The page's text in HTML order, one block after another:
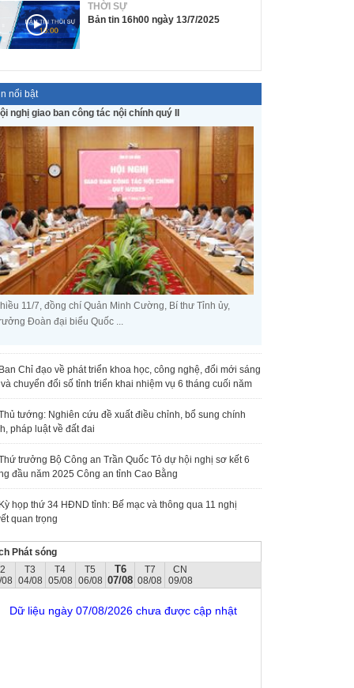
THỜI SỰ
Bản tin 16h00 ngày 13/7/2025
nổi bật
nghị giao ban công tác nội chính quý II
11/7, đồng chí Quản Minh Cường, Bí thư Tỉnh ủy,
Đoàn đại biểu Quốc ...
Chỉ đạo về phát triển khoa học, công nghệ, đổi mới sáng
chuyển đổi số tỉnh triển khai nhiệm vụ 6 tháng cuối năm
tướng: Nghiên cứu đề xuất điều chỉnh, bổ sung chính
pháp luật về đất đai
trưởng Bộ Công an Trần Quốc Tỏ dự hội nghị sơ kết 6
đầu năm 2025 Công an tỉnh Cao Bằng
họp thứ 34 HĐND tỉnh: Bế mạc và thông qua 11 nghị
quan trọng
Phát sóng
T3
04/08
T4
05/08
T5
06/08
T6
07/08
T7
08/08
CN
09/08
Dữ liệu ngày 07/08/2026 chưa được cập nhật